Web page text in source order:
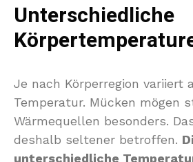
Unterschiedliche
Je nach Körperregion variiert
Temperatur. Mücken mögen
Wärmequellen besonders.
deshalb seltener betroffen.
unterschiedliche